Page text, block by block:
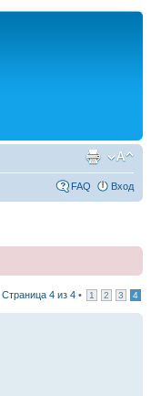
FAQ Вход
Страница 4 из 4 • 1 2 3 4